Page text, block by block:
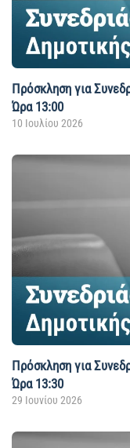
Πρόσκληση για
Ώρα 13:00
10 Ιουλίου 2026
Πρόσκληση για
Ώρα 13:30
29 Ιουνίου 2026